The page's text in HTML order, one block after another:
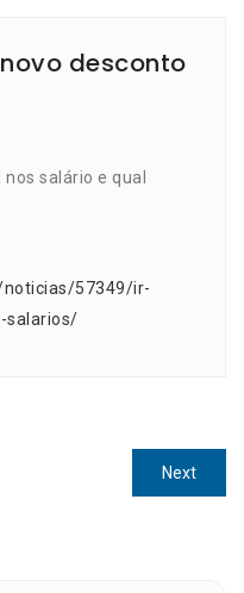
desconto
nos salário e qual
57349/ir-
salarios/
NextNext
post: